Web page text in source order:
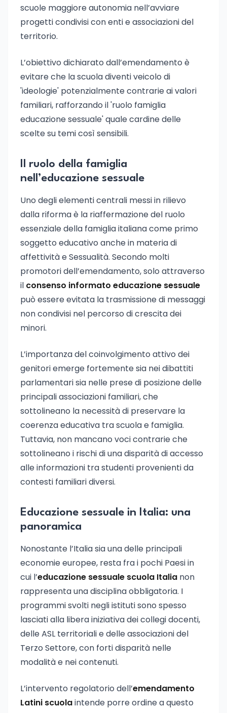
scuole maggiore autonomia nell’avviare
progetti condivisi con enti e associazioni del
territorio.
L’obiettivo dichiarato dall’emendamento è
evitare che la scuola diventi veicolo di
'ideologie' potenzialmente contrarie ai valori
familiari, rafforzando il 'ruolo famiglia
educazione sessuale' quale cardine delle
scelte su temi così sensibili.
Il ruolo della famiglia
nell’educazione sessuale
Uno degli elementi centrali messi in rilievo
dalla riforma è la riaffermazione del ruolo
essenziale della famiglia italiana come primo
soggetto educativo anche in materia di
affettività e Sessualità. Secondo molti
promotori dell’emendamento, solo attraverso
il consenso informato educazione sessuale
può essere evitata la trasmissione di messaggi
non condivisi nel percorso di crescita dei
minori.
L’importanza del coinvolgimento attivo dei
genitori emerge fortemente sia nei dibattiti
parlamentari sia nelle prese di posizione delle
principali associazioni familiari, che
sottolineano la necessità di preservare la
coerenza educativa tra scuola e famiglia.
Tuttavia, non mancano voci contrarie che
sottolineano i rischi di una disparità di accesso
alle informazioni tra studenti provenienti da
contesti familiari diversi.
Educazione sessuale in Italia: una
panoramica
Nonostante l’Italia sia una delle principali
economie europee, resta fra i pochi Paesi in
cui l’educazione sessuale scuola Italia non
rappresenta una disciplina obbligatoria. I
programmi svolti negli istituti sono spesso
lasciati alla libera iniziativa dei collegi docenti,
delle ASL territoriali e delle associazioni del
Terzo Settore, con forti disparità nelle
modalità e nei contenuti.
L’intervento regolatorio dell’emendamento
Latini scuolaintende porre ordine a questo